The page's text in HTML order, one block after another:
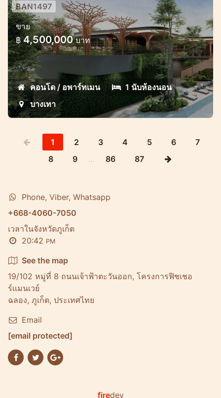
โครงการใหม่ใกล้ลากูน่า
โครงการหรูสไตล์โมเดิร์นย่านลากูน่า บางเทา
BAN1497
ขาย
฿ 4,500,000บาท
คอนโด / อพาร์ทเมน
1 นับห้องนอน
บางเทา
1 2 3 4 5 6
7
8
9 … 86 87
Phone, Viber, Whatsapp
+668-4060-7050
เวลาในจังหวัดภูเก็ต
20:42 PM
See the map
19/102 หมู่ที่ 8 ถนนเจ้าฟ้าตะวันออก, โครงการฟิชเชอ
ร์เเมนเวย์
ฉลอง, ภูเก็ต, ประเทศไทย
Email
[email protected]
firedev